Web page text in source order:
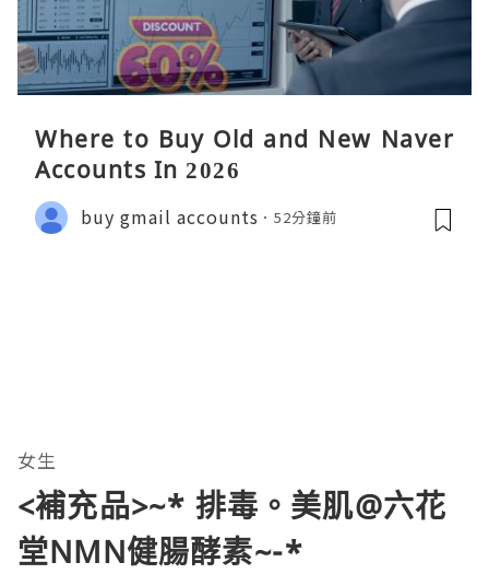
Where to Buy Old and New Naver
Accounts In 2026
buy gmail accounts 52分鐘前
女生
<補充品>~* 排毒。美肌@六花
堂NMN健腸酵素~-*